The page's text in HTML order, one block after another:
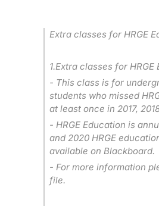
Extra classes for HRGE
1.Extra classes for HRGE
- This class is for
students who missed
at least once in 2017,
- HRGE Education is
and 2020 HRGE
available on Blackboard.
- For more information
file.